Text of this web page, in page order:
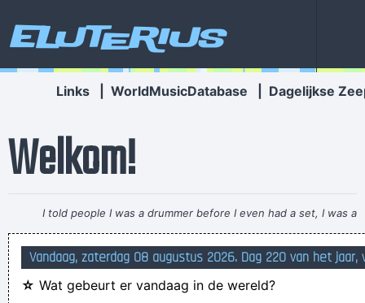
Eluterius
Links WorldMusicDatabase Dagelijkse
Welkom!
I told people I was a drummer before I even had a set, I was a
mental drummer.~ Keith Moon
hoge glazen vangen veel bier
Zelfs met een gouden zadel blijft een ezel een ezel
Vandaag, zaterdag 08 augustus 2026. Dag 220 van het jaar,
☆ Wat gebeurt er vandaag in de wereld?